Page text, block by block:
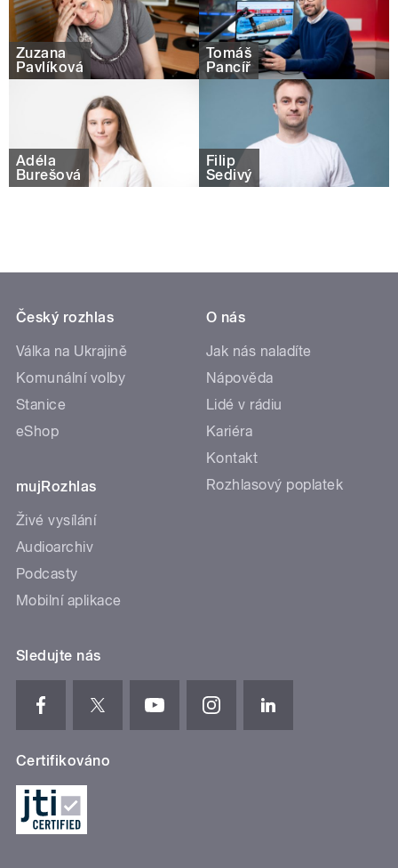
Zuzana
Pavlíková
Tomáš
Pancíř
Adéla
Burešová
Filip
Šedivý
Český rozhlas
Válka na Ukrajině
Komunální volby
Stanice
eShop
mujRozhlas
Živé vysílání
Audioarchiv
Podcasty
Mobilní aplikace
O nás
Jak nás naladíte
Nápověda
Lidé v rádiu
Kariéra
Kontakt
Rozhlasový poplatek
Sledujte nás
Certifikováno